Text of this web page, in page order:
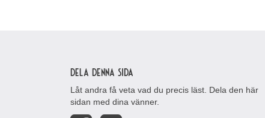
Dela denna sida
Låt andra få veta vad du precis läst. Dela den här
sidan med dina vänner.